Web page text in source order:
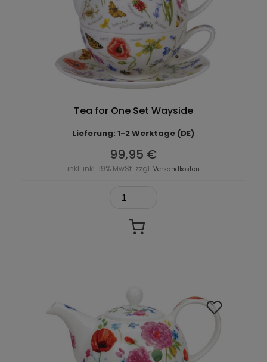
Tea for One Set Wayside
Lieferung: 1-2 Werktage (DE)
99,95 €
inkl. inkl. 19% MwSt. zzgl. Versandkosten